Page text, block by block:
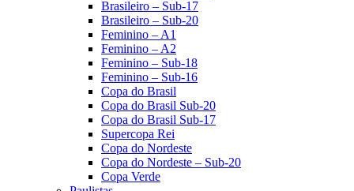
Brasileiro – Sub-17
Brasileiro – Sub-20
Feminino – A1
Feminino – A2
Feminino – Sub-18
Feminino – Sub-16
Copa do Brasil
Copa do Brasil Sub-20
Copa do Brasil Sub-17
Supercopa Rei
Copa do Nordeste
Copa do Nordeste – Sub-20
Copa Verde